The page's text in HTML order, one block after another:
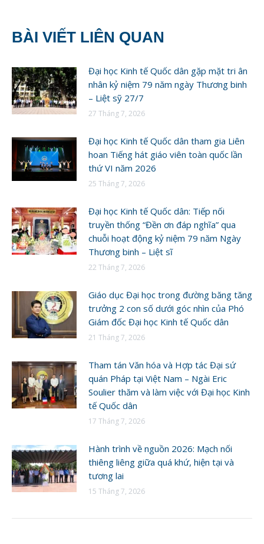
BÀI VIẾT LIÊN QUAN
Đại học Kinh tế Quốc dân gặp mặt tri ân
nhân kỷ niệm 79 năm ngày Thương binh
– Liệt sỹ 27/7
27 Tháng 7, 2026
Đại học Kinh tế Quốc dân tham gia Liên
hoan Tiếng hát giáo viên toàn quốc lần
thứ VI năm 2026
25 Tháng 7, 2026
Đại học Kinh tế Quốc dân: Tiếp nối
truyền thống “Đền ơn đáp nghĩa” qua
chuỗi hoạt động kỷ niệm 79 năm Ngày
Thương binh – Liệt sĩ
22 Tháng 7, 2026
Giáo dục Đại học trong đường băng tăng
trưởng 2 con số dưới góc nhìn của Phó
Giám đốc Đại học Kinh tế Quốc dân
21 Tháng 7, 2026
Tham tán Văn hóa và Hợp tác Đại sứ
quán Pháp tại Việt Nam – Ngài Eric
Soulier thăm và làm việc với Đại học Kinh
tế Quốc dân
17 Tháng 7, 2026
Hành trình về nguồn 2026: Mạch nối
thiêng liêng giữa quá khứ, hiện tại và
tương lai
15 Tháng 7, 2026